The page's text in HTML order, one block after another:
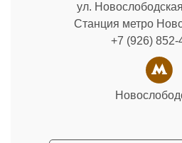
ул.
Станция метро
+7 (926) 852-